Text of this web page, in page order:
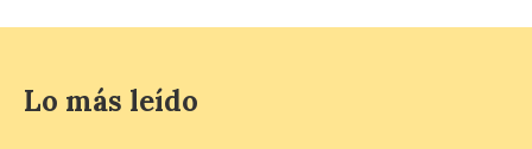
Lo más leído